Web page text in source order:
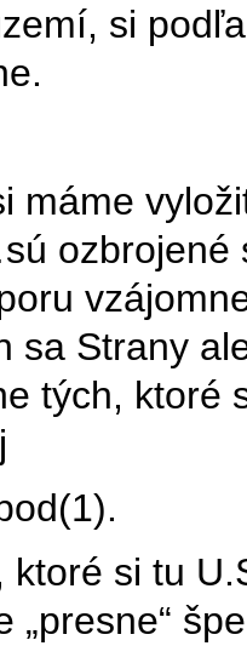
si
máme
sa Strany
tých, ktoré
ktoré si tu
„presne“